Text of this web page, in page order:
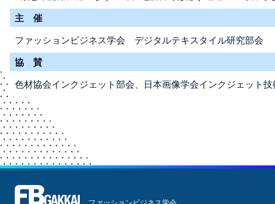
主 催
ファッションビジネス学会 デジタルテキスタイル研究部会
協 賛
色材協会インクジェット部会、日本画像学会インクジェット
ファッションビジネス学会